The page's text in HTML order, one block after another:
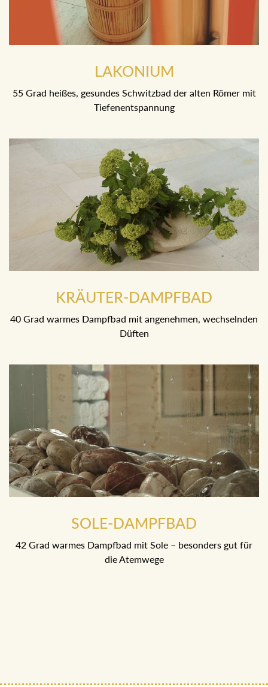
LAKONIUM
55 Grad heißes, gesundes Schwitzbad der alten Römer mit
Tiefenentspannung
KRÄUTER-DAMPFBAD
40 Grad warmes Dampfbad mit angenehmen, wechselnden
Düften
SOLE-DAMPFBAD
42 Grad warmes Dampfbad mit Sole – besonders gut für
die Atemwege